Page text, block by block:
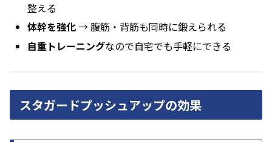
整える
体幹を強化→ 腹筋・背筋も同時に鍛えられる
自重トレーニングなので自宅でも手軽にできる
スタガードプッシュアップの効果